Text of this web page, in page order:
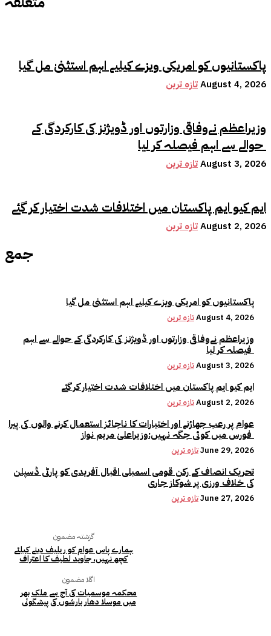
پاکستانیوں کو امریکی ویزے کیلیے اہم استثنیٰ مل گیا
تازہ ترینAugust 4, 2026
وزیراعظم نےوفاقی وزارتوں اور ڈویژنز کی کارکردگی کے
حوالے سے اہم فیصلہ کر لیا
تازہ ترینAugust 3, 2026
ایم کیو ایم پاکستان میں اختلافات شدت اختیار کر گئے
تازہ ترینAugust 2, 2026
جمع
پاکستانیوں کو امریکی ویزے کیلیے اہم استثنیٰ مل گیا
تازہ ترینAugust 4, 2026
وزیراعظم نےوفاقی وزارتوں اور ڈویژنز کی کارکردگی کے حوالے سے اہم
تازہ ترینAugust 3, 2026
ایم کیو ایم پاکستان میں اختلافات شدت اختیار کر گئے
تازہ ترینAugust 2, 2026
عوام پر رعب جھاڑنے اور اختیارات کا ناجائز استعمال کرنے والوں کی پیرا
تازہ ترینJune 29, 2026
تحریک انصاف کے رکن قومی اسمبلی اقبال آفریدی کو پارٹی ڈسپلن
کی خلاف ورزی پر شوکاز جاری
تازہ ترینJune 27, 2026
گزشتہ مضمون
ہمارے پاس عوام کو ریلیف دینے کیلئے
کچھ نہیں، جاوید لطیف کا اعتراف
اگلا مضمون
محکمہ موسمیات کی آج سے ملک بھر
میں موسلا دھار بارشوں کی پیشگوئی